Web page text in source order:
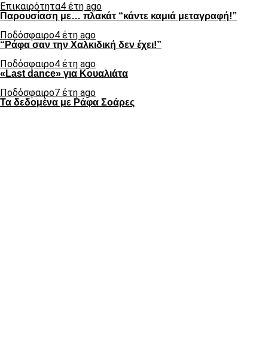
Επικαιρότητα4 έτη ago
Παρουσίαση με… πλακάτ “κάντε καμιά μεταγραφή!”
Ποδόσφαιρο4 έτη ago
“Ράφα σαν την Χαλκιδική δεν έχει!”
Ποδόσφαιρο4 έτη ago
«Last dance» για Κουαλιάτα
Ποδόσφαιρο7 έτη ago
Τα δεδομένα με Ράφα Σοάρες